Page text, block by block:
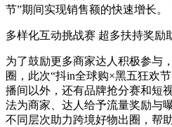
节”期间实现销售额的快速增长。
多样化互动挑战赛 超多扶持奖励
为了鼓励更多商家达人积极参与
圈，此次“抖in全球购×黑五狂欢
播间以外，还有品牌抢分赛和短
法为商家、达人给予流量奖励与
不同层次助力跨境好物出圈，帮